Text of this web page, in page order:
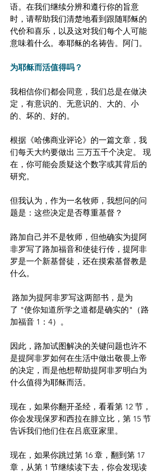
语。在我们继续分辨和遵行你的旨意
时，请帮助我们清楚地看到跟随耶稣的
代价和喜乐，以及这对我们每个人可能
意味着什么。奉耶稣的名祷告。阿门。
为耶稣而活值得吗？
我相信你们都会同意，我们总是在做决
定，有意识的、无意识的、大的、小
的、坏的、好的。
根据《哈佛商业评论》的一篇文章，我
们每天大约要做出 三万五千个决定。 现
在，你可能会质疑这个数字或其背后的
研究。
但我认为，作为一名牧师，我想问的问
题是：这些决定是否尊重基督？
路加自己并不是牧师，但他确实为提阿
非罗写了路加福音和使徒行传，提阿非
罗是一个新基督徒，还在摸索基督教是
什么。
路加为提阿非罗写这两部书，是为
了 "使你知道所学之道都是确实的"（路
加福音 1：4）。
因此，路加试图解决的关键问题也许不
是提阿非罗如何在生活中做出敬畏上帝
的决定，而是他想帮助提阿非罗明白为
什么值得为耶稣而活。
现在，如果你翻开圣经，看看第 12 节，
你会发现保罗和西拉在腓立比，第 15 节
告诉我们他们住在吕底亚家里。
现在，如果你跳过第 16 章，翻到第 17
章，从第 1 节继续读下去，你会发现读